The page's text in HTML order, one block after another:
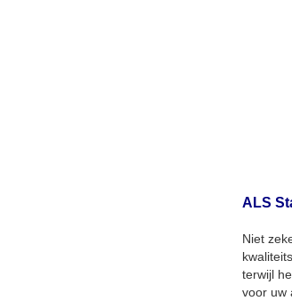
ALS
Niet
terwijl
voor uw